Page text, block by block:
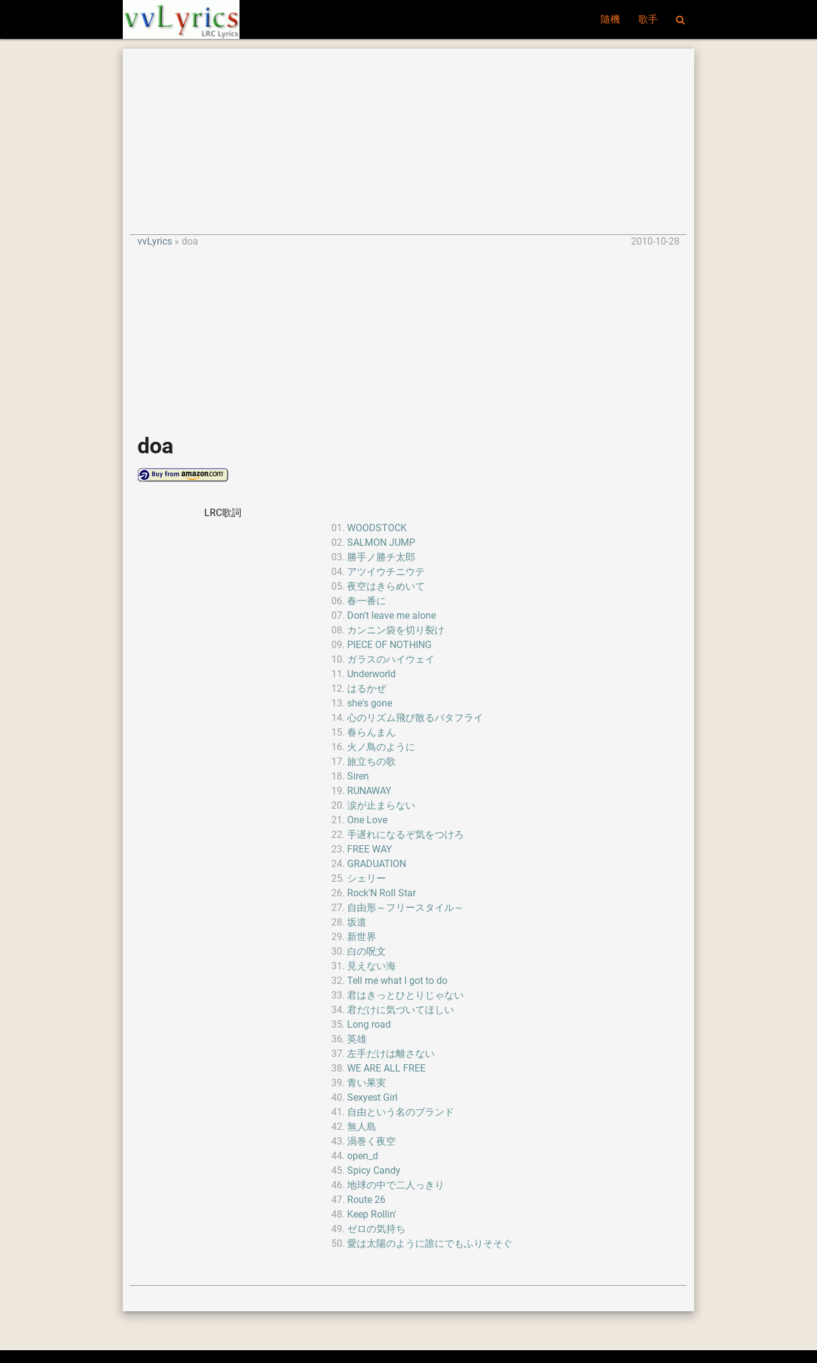
隨機 歌手
vvLyrics doa 2010-10-28
doa
LRC歌詞
WOODSTOCK
SALMON JUMP
勝手ノ勝チ太郎
アツイウチニウテ
夜空はきらめいて
春一番に
Don't leave me alone
カンニン袋を切り裂け
PIECE OF NOTHING
ガラスのハイウェイ
Underworld
はるかぜ
she's gone
心のリズム飛び散るバタフライ
春らんまん
火ノ鳥のように
旅立ちの歌
Siren
RUNAWAY
涙が止まらない
One Love
手遅れになるぞ気をつけろ
FREE WAY
GRADUATION
シェリー
Rock'N Roll Star
自由形～フリースタイル～
坂道
新世界
白の呪文
見えない海
Tell me what I got to do
君はきっとひとりじゃない
君だけに気づいてほしい
Long road
英雄
左手だけは離さない
WE ARE ALL FREE
青い果実
Sexyest Girl
自由という名のブランド
無人島
渦巻く夜空
open_d
Spicy Candy
地球の中で二人っきり
Route 26
Keep Rollin'
ゼロの気持ち
愛は太陽のように誰にでもふりそそぐ